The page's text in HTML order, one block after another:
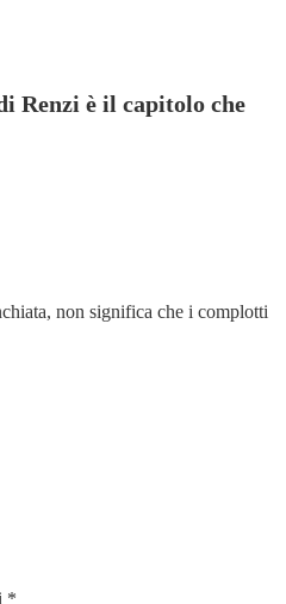
Renzi è il capitolo che
non significa che i complotti
*